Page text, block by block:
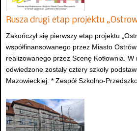
Rusza drugi etap projektu
Zakończył się pierwszy etap projektu
współfinansowanego przez Miasto
realizowanego przez Scenę Kotłownia. W
odwiedzone zostały cztery szkoły
Mazowieckiej: * Zespół Szkolno-